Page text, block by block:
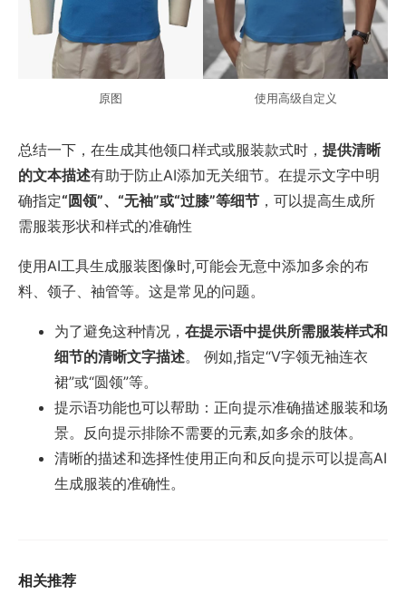
原图 使用高级自定义
总结一下，在生成其他领口样式或服装款式时， 提供清晰
的文本描述有助于防止AI添加无关细节。在提示文字中明
确指定“圆领”、“无袖”或“过膝”等细节 ，可以提高生成所
需服装形状和样式的准确性
使用AI工具生成服装图像时,可能会无意中添加多余的布
料、领子、袖管等。这是常见的问题。
为了避免这种情况， 在提示语中提供所需服装样式和
细节的清晰文字描述。 例如,指定“V字领无袖连衣
裙”或“圆领”等。
提示语功能也可以帮助：正向提示准确描述服装和场
景。反向提示排除不需要的元素,如多余的肢体。
清晰的描述和选择性使用正向和反向提示可以提高AI
生成服装的准确性。
相关推荐